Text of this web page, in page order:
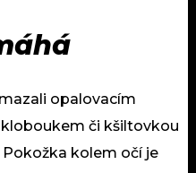
opalovacím
či kšiltovkou
kolem očí je